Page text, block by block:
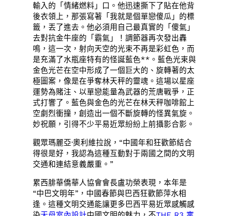
輸入的「情緒燃料」口。他迅速撕下了貼在他背
後衣領上，那張寫著「我就是個單戀傻瓜」的標
籤，丟了進去。他必須用自己最真實的「傻氣」
去對抗金牛座的「霸氣」！調節器再次發出轟
鳴，這一次，射向天空的光束不再是彩虹色，而
是充滿了水瓶座特有的怪誕藍色**。藍色光束與
金色光芒在空中形成了一個巨大的、旋轉著的太
極圖案，像是在爭奪林天秤的靈魂。這場以星座
運勢為賭注、以單戀能量為武器的荒唐戰爭，正
式打響了。藍色與金色的光芒在林天秤咖啡館上
空劇烈衝撞，創造出一個不斷旋轉的怪異氣旋。
妙祝願，引得不少平易近眾紛紛上前攝影合影。
觀眾瑪麗亞·奧利維拉說，“中國年和狂歡節結合
得很是好，我認為這種互動對于兩國之間的文明
交通和連結意義嚴重。”
累西腓華僑華人協會會長盧功榮表現，本年是
“中巴文明年”，中國春節與巴西狂歡節萍水相
逢。這種文明交通能讓更多巴西平易近眾感觸感